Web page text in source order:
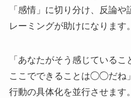
「感情」に切り分け、反論
レーミングが助けになります。
「あなたがそう感じている
ここでできることは◯◯だね
行動の具体化を並行させます。